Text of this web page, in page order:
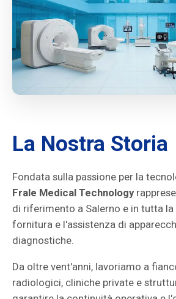
La Nostra Storia
Fondata sulla passione per la
Frale Medical Technology
di riferimento a Salerno e in tutta la
fornitura e l'assistenza di
diagnostiche.
Da oltre vent'anni, lavoriamo a
radiologici, cliniche private e